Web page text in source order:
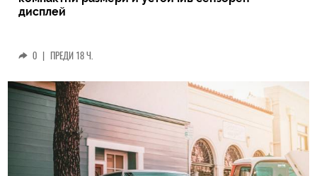
дисплей
0 | ПРЕДИ 18 Ч.